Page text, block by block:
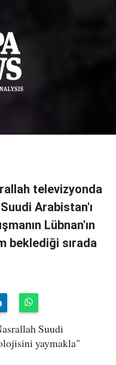
televizyonda
Arabistan'ı
Lübnan'ın
beklediği sırada
Suudi
yaymakla"